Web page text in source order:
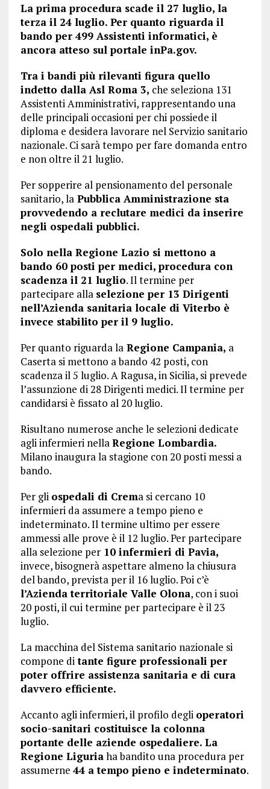
La prima procedura scade il 27 luglio, la
terza il 24 luglio. Per quanto riguarda il
bando per 499 Assistenti informatici, è
ancora atteso sul portale inPa.gov.
Tra i bandi più rilevanti figura quello
indetto dalla Asl Roma 3, che seleziona 131
Assistenti Amministrativi, rappresentando una
delle principali occasioni per chi possiede il
diploma e desidera lavorare nel Servizio sanitario
nazionale. Ci sarà tempo per fare domanda entro
e non oltre il 21 luglio.
Per sopperire al pensionamento del personale
sanitario, laPubblica Amministrazione sta
provvedendo a reclutare medici da inserire
negli ospedali pubblici.
Solo nella Regione Lazio si mettono a
bando 60 posti per medici, procedura con
scadenza il 21 luglio. Il termine per
partecipare alla selezione per 13 Dirigenti
nell’Azienda sanitaria locale di Viterbo è
invece stabilito per il 9 luglio.
Per quanto riguarda laRegione Campania, a
Caserta si mettono a bando 42 posti, con
scadenza il 5 luglio. A Ragusa, in Sicilia, si prevede
l’assunzione di 28 Dirigenti medici. Il termine per
candidarsi è fissato al 20 luglio.
Risultano numerose anche le selezioni dedicate
agli infermieri nellaRegione Lombardia.
Milano inaugura la stagione con 20 posti messi a
bando.
Per gli ospedali di Crema si cercano 10
infermieri da assumere a tempo pieno e
indeterminato. Il termine ultimo per essere
ammessi alle prove è il 12 luglio. Per partecipare
alla selezione per10 infermieri di Pavia,
invece, bisognerà aspettare almeno la chiusura
del bando, prevista per il 16 luglio. Poi c’è
l’Azienda territoriale Valle Olona, con i suoi
20 posti, il cui termine per partecipare è il 23
luglio.
La macchina del Sistema sanitario nazionale si
compone ditante figure professionali per
poter offrire assistenza sanitaria e di cura
davvero efficiente.
Accanto agli infermieri, il profilo degli operatori
socio-sanitari costituisce la colonna
portante delle aziende ospedaliere. La
Regione Liguriaha bandito una procedura per
assumerne 44 a tempo pieno e indeterminato.